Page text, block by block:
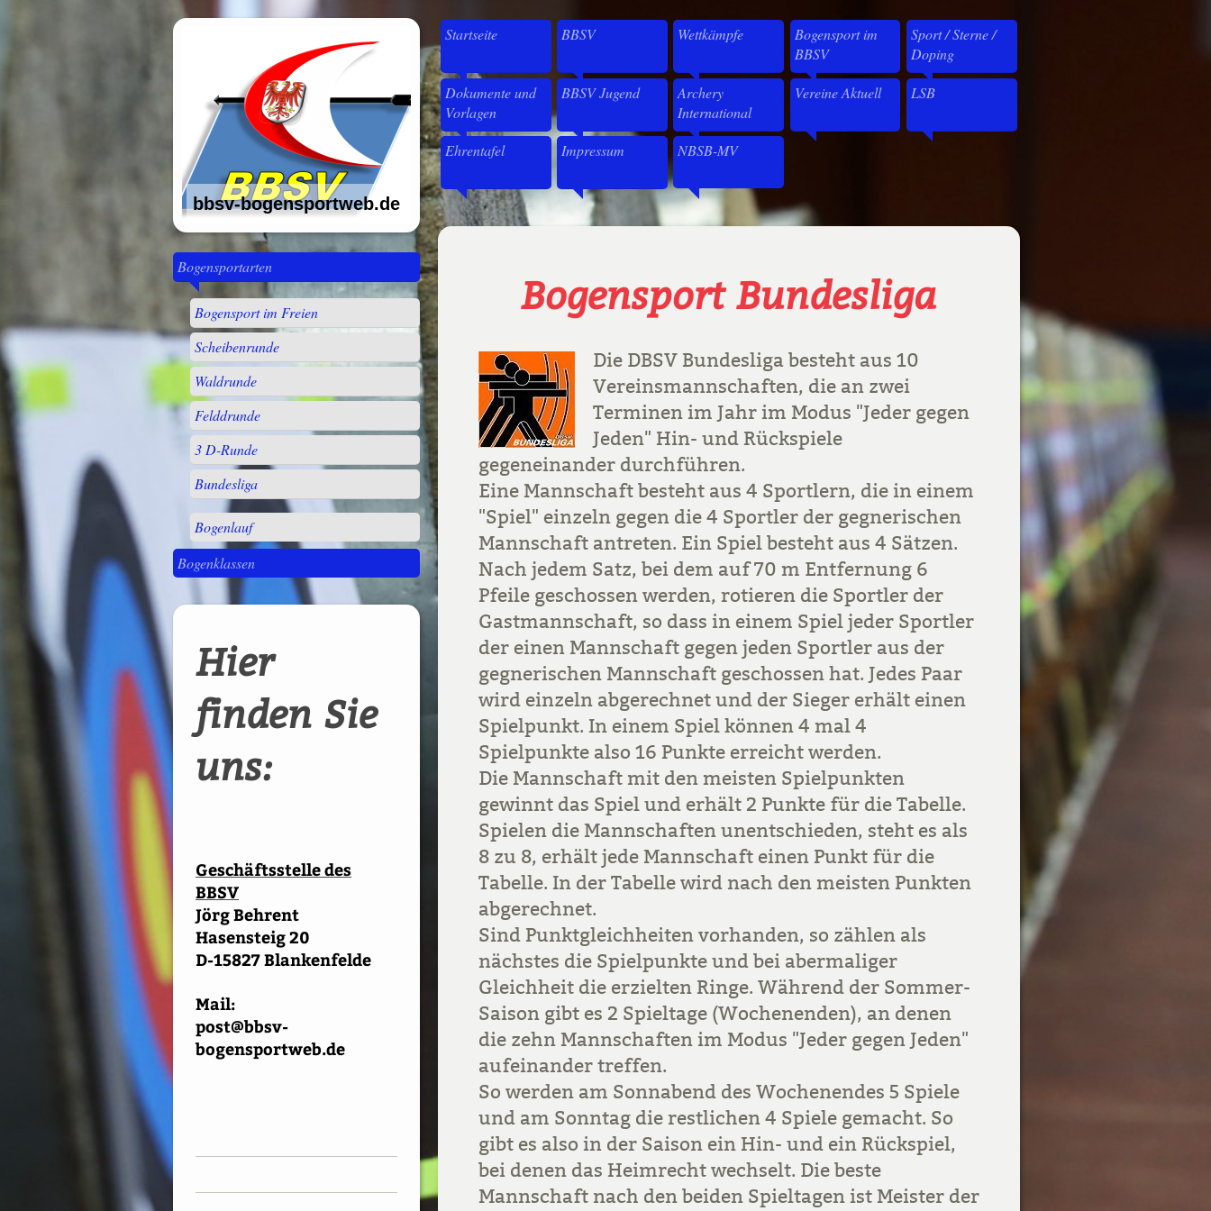
bbsv-bogensportweb.de
Bogensportarten
Bogensport im Freien
Scheibenrunde
Waldrunde
Felddrunde
3 D-Runde
Bundesliga
Bogenlauf
Bogenklassen
Hier
finden Sie
uns:
Geschäftsstelle des
BBSV
Jörg Behrent
Hasensteig 20
D-15827 Blankenfelde
Mail:
post@bbsv-
bogensportweb.de
Startseite BBSV Wettkämpfe
Bogensport im
BBSV
Sport / Sterne /
Doping
Dokumente und
Vorlagen
BBSV Jugend
Archery
International
Vereine Aktuell LSB
Ehrentafel Impressum NBSB-MV
Bogensport Bundesliga
Die DBSV Bundesliga besteht aus 10
Vereinsmannschaften, die an zwei
Terminen im Jahr im Modus "Jeder gegen
Jeden" Hin- und Rückspiele
gegeneinander durchführen.
Eine Mannschaft besteht aus 4 Sportlern, die in einem
"Spiel" einzeln gegen die 4 Sportler der gegnerischen
Mannschaft antreten. Ein Spiel besteht aus 4 Sätzen.
Nach jedem Satz, bei dem auf 70 m Entfernung 6
Pfeile geschossen werden, rotieren die Sportler der
Gastmannschaft, so dass in einem Spiel jeder Sportler
der einen Mannschaft gegen jeden Sportler aus der
gegnerischen Mannschaft geschossen hat. Jedes Paar
wird einzeln abgerechnet und der Sieger erhält einen
Spielpunkt. In einem Spiel können 4 mal 4
Spielpunkte also 16 Punkte erreicht werden.
Die Mannschaft mit den meisten Spielpunkten
gewinnt das Spiel und erhält 2 Punkte für die Tabelle.
Spielen die Mannschaften unentschieden, steht es als
8 zu 8, erhält jede Mannschaft einen Punkt für die
Tabelle. In der Tabelle wird nach den meisten Punkten
abgerechnet.
Sind Punktgleichheiten vorhanden, so zählen als
nächstes die Spielpunkte und bei abermaliger
Gleichheit die erzielten Ringe. Während der Sommer-
Saison gibt es 2 Spieltage (Wochenenden), an denen
die zehn Mannschaften im Modus "Jeder gegen Jeden"
aufeinander treffen.
So werden am Sonnabend des Wochenendes 5 Spiele
und am Sonntag die restlichen 4 Spiele gemacht. So
gibt es also in der Saison ein Hin- und ein Rückspiel,
bei denen das Heimrecht wechselt. Die beste
Mannschaft nach den beiden Spieltagen ist Meister der